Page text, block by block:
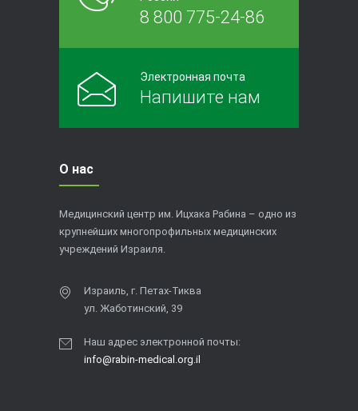
8 800 775-24-86
Электронная почта
Напишите нам
О нас
Медицинский центр им. Ицхака Рабина – одно из
крупнейших многопрофильных медицинских
учреждений Израиля.
Израиль, г. Петах-Тиква
ул. Жаботинский, 39
Наш адрес электронной почты:
info@rabin-medical.org.il